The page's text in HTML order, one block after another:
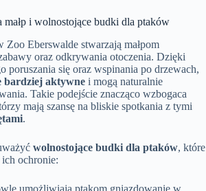
małp i wolnostojące budki dla ptaków
Zoo Eberswalde stwarzają małpom
oraz odkrywania otoczenia. Dzięki
poruszania się oraz wspinania po drzewach,
bardziej aktywne i mogą naturalnie
Takie podejście znacząco wzbogaca
mają szansę na bliskie spotkania z tymi
.
wolnostojące budki dla ptaków, które
ochronie: